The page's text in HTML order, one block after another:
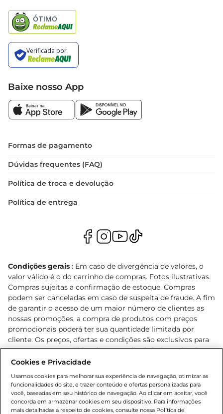
Baixe nosso App
Formas de pagamento
Dúvidas frequentes (FAQ)
Política de troca e devolução
Política de entrega
Condições gerais : Em caso de divergência de valores, o
valor válido é o do carrinho de compras. Fotos ilustrativas.
Compras sujeitas a confirmação de estoque. Compras
podem ser canceladas em caso de suspeita de fraude. A fim
de garantir o acesso de um maior número de clientes as
nossas promoções, a compra de produtos com preços
promocionais poderá ter sua quantidade limitada por
cliente. Os preços, ofertas e condições são exclusivos para
o e-commerce e válidos durante o dia de hoje, podendo
sofrer alterações sem prévia notificação. Proibida a venda
Lei n.º 8069/90, art. 81, inciso II (Estatuto da Criança e do
Adolescente). Preços e condições exclusivos para o
www.bretas.com.br, podendo sofrer alterações sem aviso
Cookies e Privacidade
Usamos cookies para melhorar sua experiência de navegação, otimizar as
funcionalidades do site, e trazer conteúdo e ofertas personalizadas para
você, baseadas em seu histórico de navegação. Ao clicar em aceitar, você
concorda em armazenar cookies em seu dispositivo. Para informações
mais detalhadas a respeito de cookies, consulte nossa Política de